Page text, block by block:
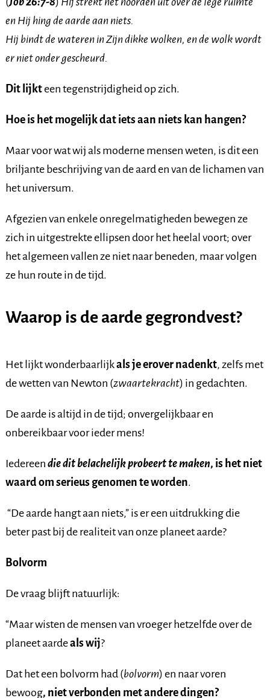
en Hij hing de aarde aan niets.
Hij bindt de wateren in Zijn dikke wolken, en de wolk wordt
er niet onder gescheurd.
Dit lijkteen tegenstrijdigheid op zich.
Hoe is het mogelijk dat iets aan niets kan hangen?
Maar voor wat wij als moderne mensen weten, is dit een
briljante beschrijving van de aard en van de lichamen van
het universum.
Afgezien van enkele onregelmatigheden bewegen ze
zich in uitgestrekte ellipsen door het heelal voort; over
het algemeen vallen ze niet naar beneden, maar volgen
ze hun route in de tijd.
Waarop is de aarde gegrondvest?
Het lijkt wonderbaarlijkals je erover nadenkt, zelfs met
de wetten van Newton (zwaartekracht) in gedachten.
De aarde is altijd in de tijd; onvergelijkbaar en
onbereikbaar voor ieder mens!
Iedereen die dit belachelijk probeert te maken, is het niet
waard om serieus genomen te worden.
“De aarde hangt aan niets,” is er een uitdrukking die
beter past bij de realiteit van onze planeet aarde?
Bolvorm
De vraag blijft natuurlijk:
“Maar wisten de mensen van vroeger hetzelfde over de
planeet aardeals wij?
Dat het een bolvorm had (bolvorm) en naar voren
bewoog, niet verbonden met andere dingen?